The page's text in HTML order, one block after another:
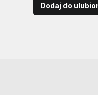
Dodaj do